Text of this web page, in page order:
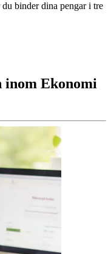
binder dina pengar i tre
Ekonomi